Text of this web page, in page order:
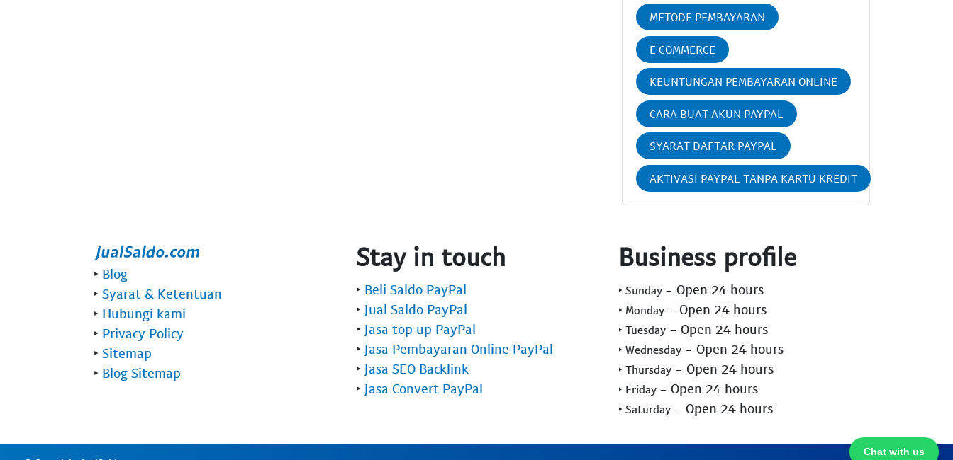
METODE PEMBAYARAN
E COMMERCE
KEUNTUNGAN PEMBAYARAN ONLINE
CARA BUAT AKUN PAYPAL
SYARAT DAFTAR PAYPAL
AKTIVASI PAYPAL TANPA KARTU KREDIT
Chat with us
‣ Blog
‣ Syarat & Ketentuan
‣ Hubungi kami
‣ Privacy Policy
‣ Sitemap
‣ Blog Sitemap
Stay in touch
‣ Beli Saldo PayPal
‣ Jual Saldo PayPal
‣ Jasa top up PayPal
‣ Jasa Pembayaran Online PayPal
‣ Jasa SEO Backlink
‣ Jasa Convert PayPal
Business profile
‣ Sunday - Open 24 hours
‣ Monday - Open 24 hours
‣ Tuesday - Open 24 hours
‣ Wednesday - Open 24 hours
‣ Thursday - Open 24 hours
‣ Friday - Open 24 hours
‣ Saturday - Open 24 hours